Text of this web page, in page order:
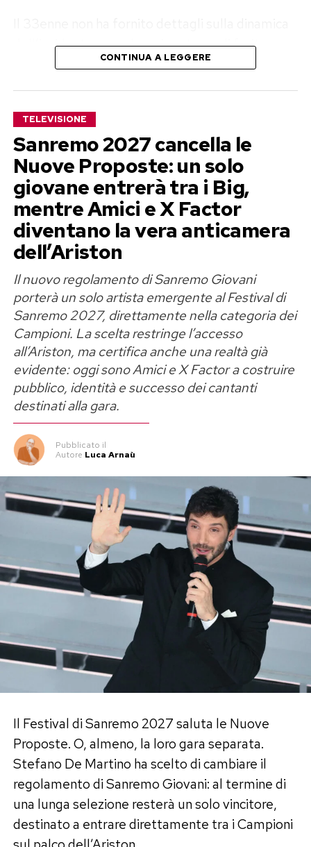
dell’incidente e non ha spiegato quali ferite
abbia riportato. Ha però confermato il ricovero
ringraziato la famiglia e soprattutto tre
poliziotti: Simone, Ivan e Mirko, gli uomini che
definisce «i tre angeli che mi hanno salvato la
vita».
Simone Nolasco ricoverato dopo
l’incidente stradale
Il racconto di Simone Nolasco parte dagli istanti
trascorsi all’interno dell’automobile, quando il
ballerino ha creduto che la propria vita potesse
finire. «Per una manciata di secondi ho creduto
di non poter rivedere più la mia famiglia, i miei
amici, i colori, il mio cagnolino, il sole. Per una
manciata di secondi ho creduto che quelli
fossero gli ultimi», ha scritto.
Pochi secondi, dunque, sufficienti a trasformare
un viaggio in un incubo e a fargli perdere ogni
certezza. Nolasco non entra nei particolari
dell’accaduto, ma descrive con chiarezza il
panico che lo ha travolto dentro quella
macchina. Un’esperienza che lo ha spinto a
condividere anche il lato più fragile e doloroso
della vita, lontano dal palcoscenico, dalle
coreografie e dalle luci televisive.
«Sono qui a raccontarvi questa storia non
troppo felice, perché la vita è fatta anche di
questo: di momenti in cui il panico prende il
capitare l’impossibile», ha spiegato. Poi ha
aggiunto la cosa che, dopo il terrore, conta più di
tutte: «Oggi posso aprire gli occhi e guardare il
sole».
Il grazie ai tre poliziotti: «Mi hanno
CONTINUA A LEGGERE
TELEVISIONE
Sanremo 2027 cancella le
Nuove Proposte: un solo
giovane entrerà tra i Big,
mentre Amici e X Factor
diventano la vera anticamera
dell’Ariston
Il nuovo regolamento di Sanremo Giovani
porterà un solo artista emergente al Festival di
Sanremo 2027, direttamente nella categoria dei
Campioni. La scelta restringe l’accesso
all’Ariston, ma certifica anche una realtà già
evidente: oggi sono Amici e X Factor a costruire
pubblico, identità e successo dei cantanti
destinati alla gara.
Pubblicato il
Autore Luca Arnaù
Il Festival di Sanremo 2027 saluta le Nuove
Proposte. O, almeno, la loro gara separata.
Stefano De Martino ha scelto di cambiare il
regolamento di Sanremo Giovani: al termine di
una lunga selezione resterà un solo vincitore,
destinato a entrare direttamente tra i Campioni